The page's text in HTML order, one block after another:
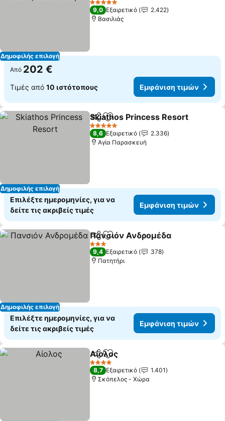
Δημοφιλής επιλογή
5 Αστέρια
9,0 Εξαιρετικό
2.422
Βασιλιάς
Από 202 €
Τιμές από 10 ιστότοπους Εμφάνιση τιμών
Δημοφιλής επιλογή
Κοινοποίηση
Προσθήκη στα αγαπημένα
Skiathos Princess Resort
5 Αστέρια
8,6 Εξαιρετικό
2.336
Αγία Παρασκευή
Επιλέξτε ημερομηνίες, για να
δείτε τις ακριβείς τιμές
Εμφάνιση τιμών
Δημοφιλής επιλογή
Κοινοποίηση
Προσθήκη στα αγαπημένα
Πανσιόν Ανδρομέδα
3 Αστέρια
9,4 Εξαιρετικό
378
Πατητήρι
Επιλέξτε ημερομηνίες, για να
δείτε τις ακριβείς τιμές
Εμφάνιση τιμών
Κοινοποίηση
Προσθήκη στα αγαπημένα
Αίολος
4 Αστέρια
8,7 Εξαιρετικό
1.401
Σκόπελος - Χώρα